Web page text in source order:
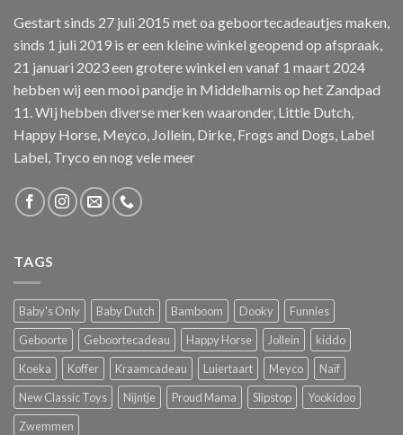
Gestart sinds 27 juli 2015 met oa geboortecadeautjes maken,
sinds 1 juli 2019 is er een kleine winkel geopend op afspraak,
21 januari 2023 een grotere winkel en vanaf 1 maart 2024
hebben wij een mooi pandje in Middelharnis op het Zandpad
11. WIj hebben diverse merken waaronder, Little Dutch,
Happy Horse, Meyco, Jollein, Dirke, Frogs and Dogs, Label
Label, Tryco en nog vele meer
TAGS
Baby's Only Baby Dutch Bamboom Dooky
Funnies
Geboorte
Geboortecadeau Happy Horse Jollein
kiddo
Koeka
Koffer Kraamcadeau Luiertaart Meyco
Naïf
New Classic Toys
Nijntje Proud Mama Slipstop
Yookidoo
Zwemmen